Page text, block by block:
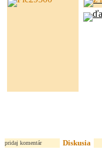
pridaj komentár Diskusia